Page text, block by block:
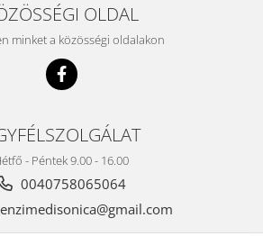
OLDAL
minket a közösségi oldalakon
- Péntek 9.00 - 16.00
0040758065064